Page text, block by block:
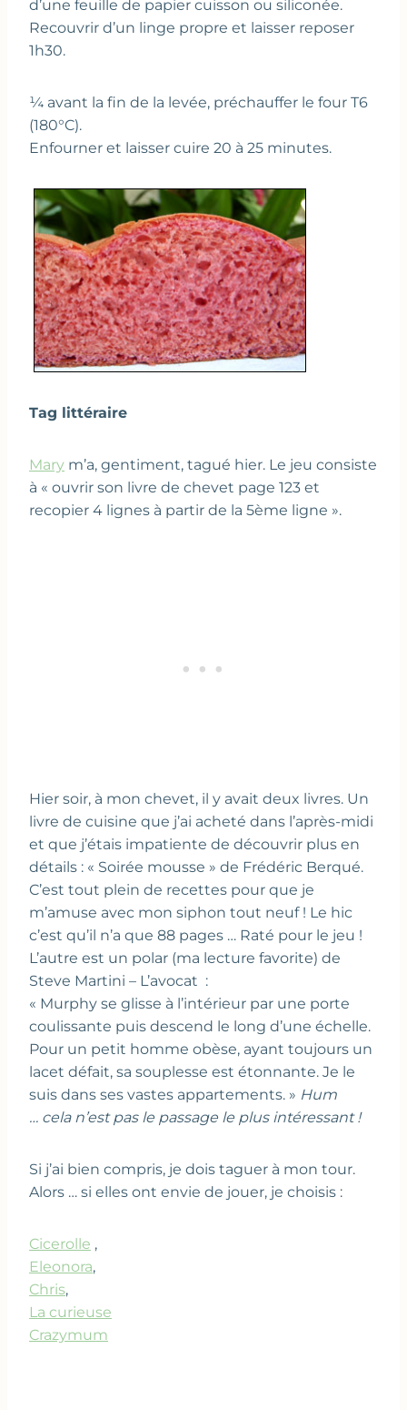
d’une feuille de papier cuisson ou siliconée.
Recouvrir d’un linge propre et laisser reposer
1h30.
¼ avant la fin de la levée, préchauffer le four T6
(180°C).
Enfourner et laisser cuire 20 à 25 minutes.
Tag littéraire
Mary m’a, gentiment, tagué hier. Le jeu consiste
à « ouvrir son livre de chevet page 123 et
recopier 4 lignes à partir de la 5ème ligne ».
Hier soir, à mon chevet, il y avait deux livres. Un
livre de cuisine que j’ai acheté dans l’après-midi
et que j’étais impatiente de découvrir plus en
détails : « Soirée mousse » de Frédéric Berqué.
C’est tout plein de recettes pour que je
m’amuse avec mon siphon tout neuf ! Le hic
c’est qu’il n’a que 88 pages … Raté pour le jeu !
L’autre est un polar (ma lecture favorite) de
Steve Martini – L’avocat :
« Murphy se glisse à l’intérieur par une porte
coulissante puis descend le long d’une échelle.
Pour un petit homme obèse, ayant toujours un
lacet défait, sa souplesse est étonnante. Je le
suis dans ses vastes appartements. » Hum
… cela n’est pas le passage le plus intéressant !
Si j’ai bien compris, je dois taguer à mon tour.
Alors … si elles ont envie de jouer, je choisis :
Cicerolle ,
Eleonora,
Chris,
La curieuse
Crazymum